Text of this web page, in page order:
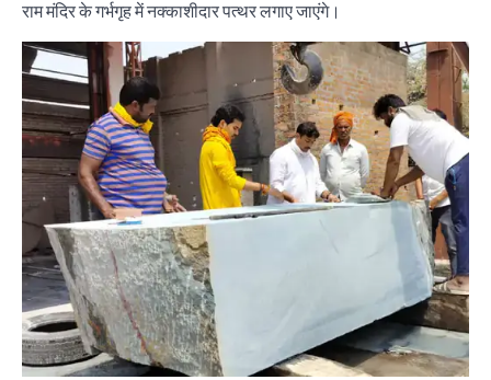
राम मंदिर के गर्भगृह में नक्काशीदार पत्थर लगाए जाएंगे।